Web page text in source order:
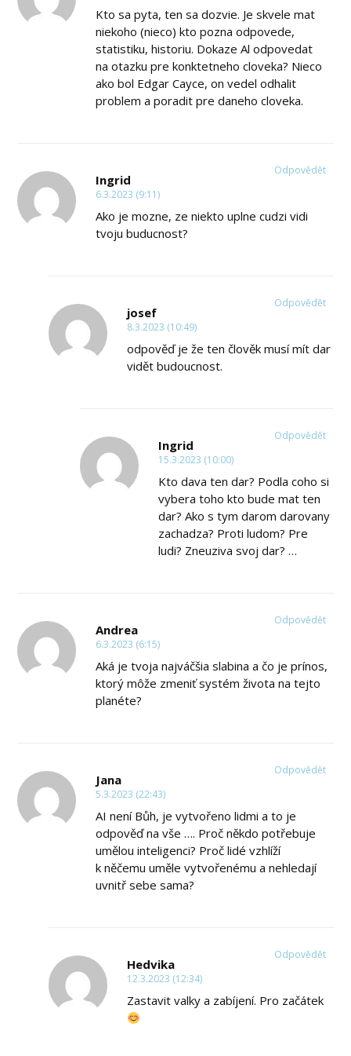
Kto sa pyta, ten sa dozvie. Je skvele mat
niekoho (nieco) kto pozna odpovede,
statistiku, historiu. Dokaze Al odpovedat
na otazku pre konktetneho cloveka? Nieco
ako bol Edgar Cayce, on vedel odhalit
problem a poradit pre daneho cloveka.
Ingrid
6.3.2023 (9:11)
Ako je mozne, ze niekto uplne cudzi vidi
tvoju buducnost?
Odpovědět
josef
8.3.2023 (10:49)
odpověď je že ten člověk musí mít dar
vidět budoucnost.
Odpovědět
Ingrid
15.3.2023 (10:00)
Kto dava ten dar? Podla coho si
vybera toho kto bude mat ten
dar? Ako s tym darom darovany
zachadza? Proti ludom? Pre
ludi? Zneuziva svoj dar? …
Odpovědět
Andrea
6.3.2023 (6:15)
Aká je tvoja najváčšia slabina a čo je prínos,
ktorý môže zmeniť systém života na tejto
planéte?
Odpovědět
Jana
5.3.2023 (22:43)
AI není Bůh, je vytvořeno lidmi a to je
odpověď na vše …. Proč někdo potřebuje
umělou inteligenci? Proč lidé vzhlíží
k něčemu uměle vytvořenému a nehledají
uvnitř sebe sama?
Odpovědět
Hedvika
12.3.2023 (12:34)
Zastavit valky a zabíjení. Pro začátek
Odpovědět